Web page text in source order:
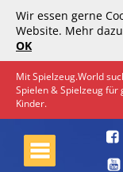
Wir essen gerne
Website. Mehr
OK
Mit Spielzeug.World
Spielen & Spielzeug für
Kinder.